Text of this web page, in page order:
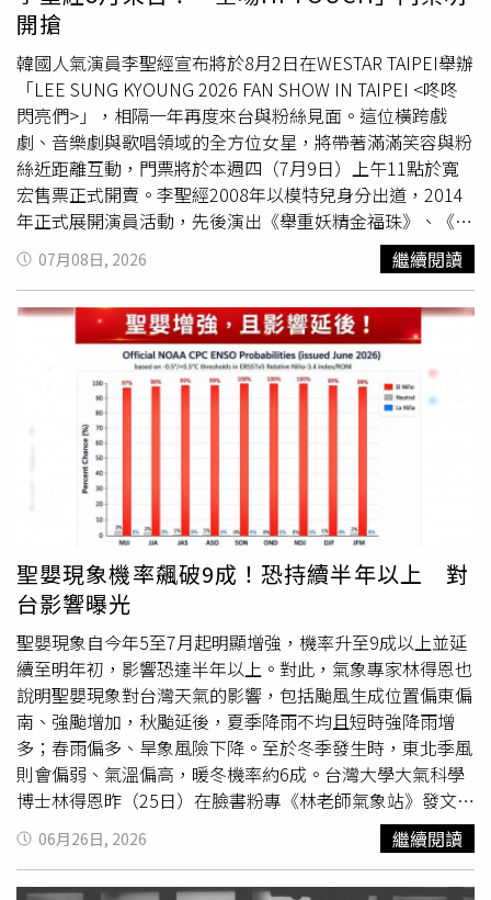
是大火直球對決的頂級牛排、講究火候的窯烤料理、細緻精
準的法式料理，甚至是跳脫框架的創意甜點，都展現出令人
驚豔的國際級水準。盛夏限定菜單：細品夏夜的熟成風味呼
應熱情的夏天，焰餐廳這次特別以「匠心熟成，盛夏獻映」
為主題。這套新菜單可不只是單純換換菜色，而是主廚將最
拿手的熟成工藝與台灣在地當季食材完美融合的藝術品。套
餐的鋪陳就像一齣高潮迭起的舞台劇，從開胃菜到甜點都充
滿驚喜：礁溪夏日度假新亮點！呆水溫泉「焰餐廳」推出全
新菜單，國際主廚Alan以「匠心熟成」獻上旬味饗宴。（圖
片提供／呆水溫泉焰餐廳）• 前菜驚喜開場： 先由一盤清
爽、充滿南歐風情的「地中海式沙拉」拉開序幕。內容為慢
火舒肥煄香炙烤章魚腳，小農植栽綠葉，佐煙煄紅椒醬汁。
冷前菜緊接著登場的是冷前菜主角們：嚴選口感Q彈爽脆的
「文心鮑魚」，搭配帶有海洋鹹香的「海藻沙拉」，以及入
口即化的「炙燒胭脂蝦」。最厲害的是，主廚特別研發了
「焦糖蝦皇醬」，並運用現代分子料理手法做成「氮氣陳醋
蕃茄」，把夏天的酸香與海鮮的鮮甜提煉到極致，吃起來非
常開胃。• 湯品溫柔暖胃： 接著送上的是「卡布其諾菌菇
湯」。主廚把多種菇類經過長時間慢火烘烤與燉煮，鎖住濃
郁香氣，口感滑順濃郁，在吃主菜前先溫柔地溫潤你的胃。
至收尾前的「28 days 乾式熟成牛肋眼」，並提供「熟成巧
克力豚」給不食用牛的貴賓們，每一口都是視覺與味覺愉悅
享受。• 夢幻甜點結尾： 快樂的晚餐最後，由手工現製的
「夢幻巧克力」或充滿大人風味的正統「提拉米蘇」擔綱，
為這場奢華的晚宴畫下充滿儀式感的完美句點。打破冬天泡
湯迷思！夏天溫泉配熟成美饌才是最高享受很多人以為泡湯
是 冬天的專屬活動，但其實夏天泡湯更能放鬆。呆水溫泉焰
餐廳表示，在炎炎夏日泡湯，其實能幫身體排汗、促進新陳
代謝，消除疲勞的效果非常好。當你結束一天的慢活行程，
把身體浸泡在礁溪特有的無色無味「美人湯（碳酸氫鈉
泉）」中，全身毛孔徹底舒張，緊繃的肌肉跟壓力瞬間都煙
消雲散。這時候，身體最渴望的就是補充優質蛋白質。從溫
泉池走進充滿設計感的焰餐廳，窗外就是五峰旗綠意盎然的
開搶
韓國人氣演員李聖經宣布將於8月2日在WESTAR TAIPEI舉辦
「LEE SUNG KYOUNG 2026 FAN SHOW IN TAIPEI <咚咚
閃亮們>」，相隔一年再度來台與粉絲見面。這位橫跨戲
劇、音樂劇與歌唱領域的全方位女星，將帶著滿滿笑容與粉
絲近距離互動，門票將於本週四（7月9日）上午11點於寬
宏售票正式開賣。李聖經2008年以模特兒身分出道，2014
年正式展開演員活動，先後演出《舉重妖精金福珠》、《浪
漫醫生金師傅》系列、《流星》、《原來這就是愛啊》等人
氣作品，從浪漫喜劇到寫實戲劇都能自在駕馭。今年她也以
新劇《在你閃耀的季節裡》與觀眾見面，在劇中飾演把自己
關在冬天
裏的專業時尚設計師宋嘏爛，再度展現成熟細膩的
演技，持續拓展戲路。除了戲劇作品外，李聖經也擁有備受
肯定的歌唱實力，不僅演唱過多首戲劇OST，也曾為動畫配
音並獻唱。2024年首度挑戰音樂劇《阿拉丁》，飾演茉莉
公主，演出場場完售，更以該作品拿下第10屆韓國音樂劇大
獎新人獎，再次展現全方位的舞台魅力。本次見面會以「咚
咚 閃亮們」為主題，名稱結合敲門聲「咚咚」與粉絲暱稱
「閃亮們」，象徵與粉絲再次相聚的時刻。李聖經將會分享
近況、帶來精彩演出，並透過各種互動環節，與台灣粉絲共
度難忘的一天。《LEE SUNG KYOUNG 2026 FAN SHOW
IN TAIPEI <咚咚 閃亮們>》將於8月2日（日）下午5點在
WESTAR TAIPEI登場，票價分為4,980元、3,980元、2,980
元、2,480元（另設身障席），門票將於7月9日（四）上午
11點於寬宏售票系統正式開賣，更多活動資訊請鎖定主辦單
位萬星國際娛樂文化官方社群。李聖經祭出全場HI
TOUCH。（圖／萬星提供）
07月08日, 2026 繼續閱讀
聖嬰現象機率飆破9成！恐持續半年以上 對
台影響曝光
聖嬰現象自今年5至7月起明顯增強，機率升至9成以上並延
續至明年初，影響恐達半年以上。對此，氣象專家林得恩也
說明聖嬰現象對台灣天氣的影響，包括颱風生成位置偏東偏
南、強颱增加，秋颱延後，夏季降雨不均且短時強降雨增
多；春雨偏多、旱象風險下降。至於冬季發生時，東北季風
則會偏弱、氣溫偏高，暖冬機率約6成。台灣大學大氣科學
博士林得恩昨（25日）在臉書粉專《林老師氣象站》發文指
出，「聖嬰增強，且影響延後！」美國國家氣象局
（NWS）氣象預報中心（CPC）今年6月的最新研究指出，
根據目前最新氣候預報模式模擬結果，自今年5、6、7月
06月26日, 2026 繼續閱讀